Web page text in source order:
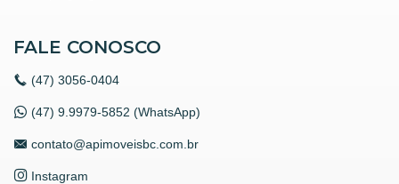
FALE CONOSCO
(47) 3056-0404
(47) 9.9979-5852 (WhatsApp)
contato@apimoveisbc.com.br
Instagram